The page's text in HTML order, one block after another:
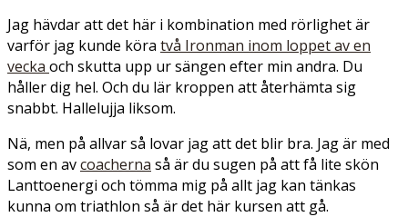
Jag hävdar att det här i kombination med rörlighet är
varför jag kunde köra två Ironman inom loppet av en
vecka och skutta upp ur sängen efter min andra. Du
håller dig hel. Och du lär kroppen att återhämta sig
snabbt. Hallelujja liksom.
Nä, men på allvar så lovar jag att det blir bra. Jag är med
som en avcoacherna så är du sugen på att få lite skön
Lanttoenergi och tömma mig på allt jag kan tänkas
kunna om triathlon så är det här kursen att gå.